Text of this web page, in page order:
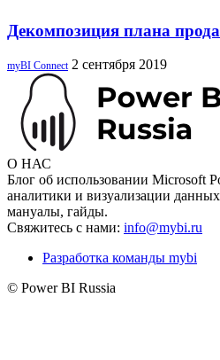
Декомпозиция плана
myBI Connect 2 сентября 2019
О НАС
Блог об использовании Microsoft
аналитики и визуализации
мануалы, гайды.
Свяжитесь с нами: info@mybi.ru
Разработка команды mybi
© Power BI Russia